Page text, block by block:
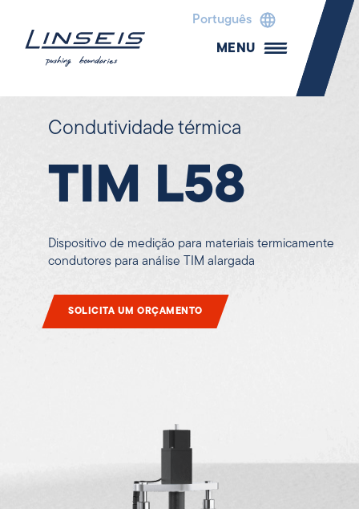
Português
MENU
Condutividade térmica
TIM L58
Dispositivo de medição para materiais termicamente
condutores para análise TIM alargada
SOLICITA UM ORÇAMENTO